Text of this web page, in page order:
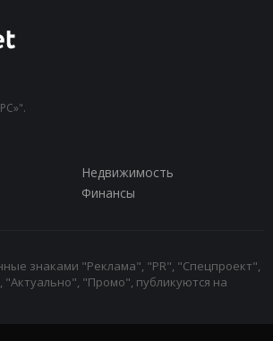
Недвижимость
Финансы
знаками "Реклама", "PR", "Спецпроект",
"Промо", публикуются на